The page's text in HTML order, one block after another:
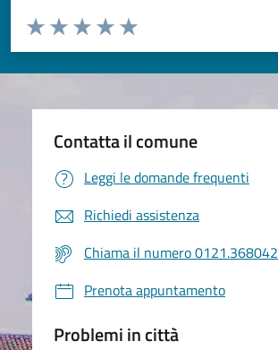
Valuta da 1 a 5 stelle la pagina
Valuta 5 stelle su 5
Valuta 4 stelle su 5
Valuta 3 stelle su 5
Valuta 2 stelle su 5
Valuta 1 stelle su 5
Contatta il comune
Leggi le domande frequenti
Richiedi assistenza
Chiama il numero 0121.368042
Prenota appuntamento
Problemi in città